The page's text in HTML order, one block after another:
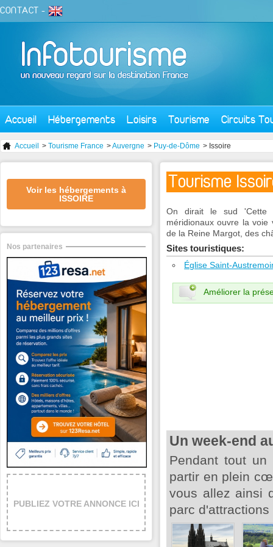
CONTACT -
Accueil Hébergements Loisirs Tourisme Circuits
Accueil > Tourisme France >Auvergne > Puy-de-Dôme > Issoire
Tourisme
On dirait le sud 'Cette
méridionaux ouvre la
de la Reine Margot, des
Sites touristiques:
Église Saint-
Améliorer la
Un week-end
Pendant tout
partir en plein
vous allez ainsi
parc d'attractions
Voir les hébergements à
ISSOIRE
Nos partenaires
PUBLIEZ VOTRE ANNONCE ICI